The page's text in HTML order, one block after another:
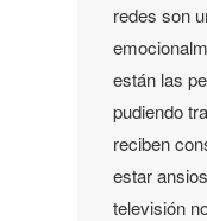
redes son
están las
pudiendo
reciben
estar
televisión